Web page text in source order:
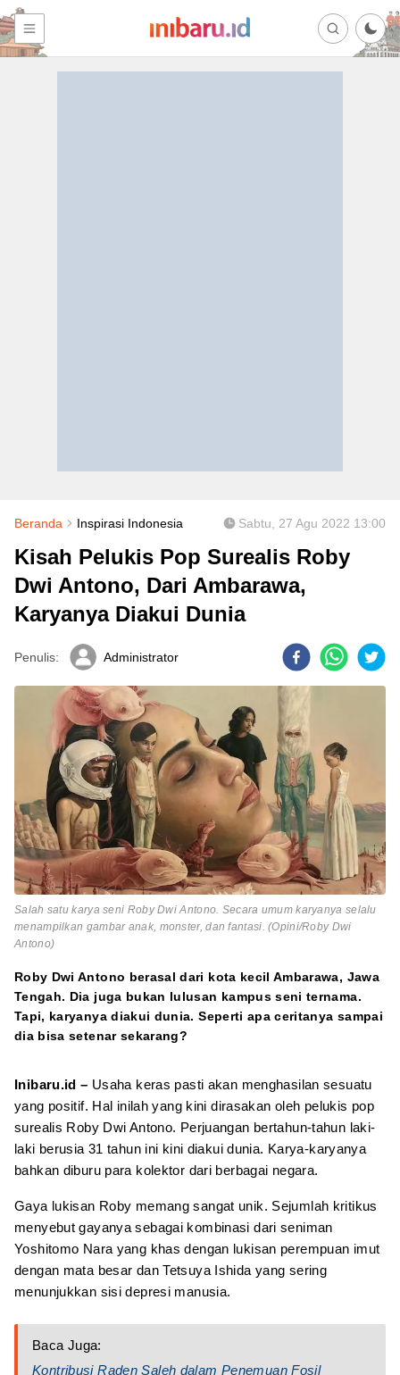
Beranda Inspirasi Indonesia Sabtu, 27 Agu 2022 13:00
Kisah Pelukis Pop Surealis Roby
Dwi Antono, Dari Ambarawa,
Karyanya Diakui Dunia
Penulis: Administrator
Salah satu karya seni Roby Dwi Antono. Secara umum karyanya selalu
menampilkan gambar anak, monster, dan fantasi. (Opini/Roby Dwi
Antono)
Roby Dwi Antono berasal dari kota kecil Ambarawa, Jawa
Tengah. Dia juga bukan lulusan kampus seni ternama.
Tapi, karyanya diakui dunia. Seperti apa ceritanya sampai
dia bisa setenar sekarang?
Inibaru.id – Usaha keras pasti akan menghasilan sesuatu
yang positif. Hal inilah yang kini dirasakan oleh pelukis pop
surealis Roby Dwi Antono. Perjuangan bertahun-tahun laki-
laki berusia 31 tahun ini kini diakui dunia. Karya-karyanya
bahkan diburu para kolektor dari berbagai negara.
Gaya lukisan Roby memang sangat unik. Sejumlah kritikus
menyebut gayanya sebagai kombinasi dari seniman
Yoshitomo Nara yang khas dengan lukisan perempuan imut
dengan mata besar dan Tetsuya Ishida yang sering
menunjukkan sisi depresi manusia.
Baca Juga:
Kontribusi Raden Saleh dalam Penemuan Fosil